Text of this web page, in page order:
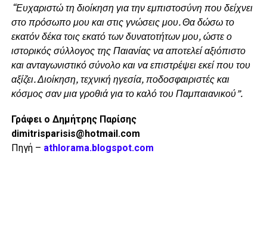
“Ευχαριστώ τη διοίκηση για την εμπιστοσύνη που δείχνει
στο πρόσωπο μου και στις γνώσεις μου. Θα δώσω το
εκατόν δέκα τοις εκατό των δυνατοτήτων μου, ώστε ο
ιστορικός σύλλογος της Παιανίας να αποτελεί αξιόπιστο
και ανταγωνιστικό σύνολο και να επιστρέψει εκεί που του
αξίζει. Διοίκηση, τεχνική ηγεσία, ποδοσφαιριστές και
κόσμος σαν μια γροθιά για το καλό του Παμπαιανικού”.
Γράφει ο Δημήτρης Παρίσης
dimitrisparisis@hotmail.com
Πηγή – athlorama.blogspot.com